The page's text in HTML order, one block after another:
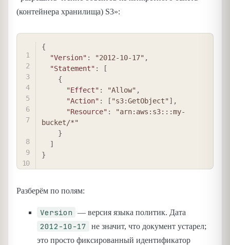
(контейнера хранилища) S3»:
{
"Version" : "2012-10-17" ,
"Statement" :
[
{
"Effect" : "Allow" ,
"Action" : [ "s3:GetObject"] ,
"Resource" :
"arn:aws:s3:::my-
bucket/*"
}
]
}
Разберём по полям:
Version — версия языка политик. Дата
2012-10-17
не значит, что документ устарел;
это просто фиксированный идентификатор